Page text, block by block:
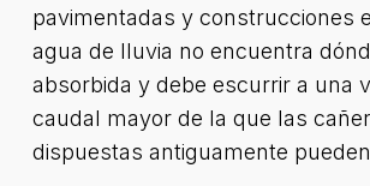
pavimentadas y construcciones
agua de lluvia no encuentra
absorbida y debe escurrir a una
caudal mayor de la que las
dispuestas antiguamente